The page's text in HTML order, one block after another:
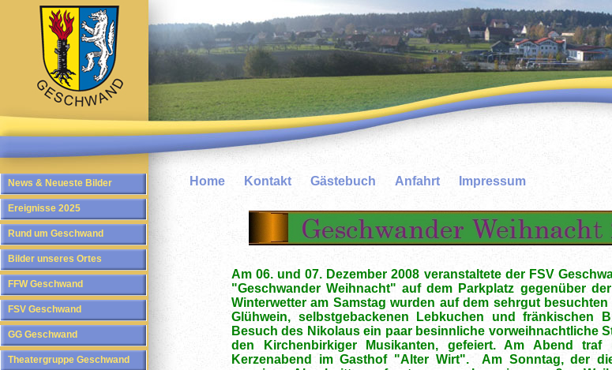
News & Neueste Bilder
Ereignisse 2025
Rund um Geschwand
Bilder unseres Ortes
FFW Geschwand
FSV Geschwand
GG Geschwand
Theatergruppe Geschwand
Home Kontakt Gästebuch Anfahrt Impressum
Am 06. und 07. Dezember 2008 veranstaltete der FSV
"Geschwander Weihnacht" auf dem Parkplatz gegenüber
Winterwetter am Samstag wurden auf dem sehrgut
Glühwein, selbstgebackenen Lebkuchen und fränkischen
Besuch des Nikolaus ein paar besinnliche vorweihnachtliche
den Kirchenbirkiger Musikanten, gefeiert. Am Abend
Kerzenabend im Gasthof "Alter Wirt". Am Sonntag, der